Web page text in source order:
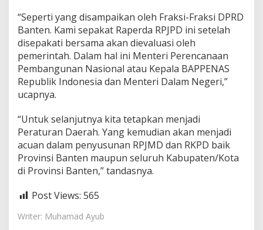
“Seperti yang disampaikan oleh Fraksi-Fraksi DPRD
Banten. Kami sepakat Raperda RPJPD ini setelah
disepakati bersama akan dievaluasi oleh
pemerintah. Dalam hal ini Menteri Perencanaan
Pembangunan Nasional atau Kepala BAPPENAS
Republik Indonesia dan Menteri Dalam Negeri,”
ucapnya.
“Untuk selanjutnya kita tetapkan menjadi
Peraturan Daerah. Yang kemudian akan menjadi
acuan dalam penyusunan RPJMD dan RKPD baik
Provinsi Banten maupun seluruh Kabupaten/Kota
di Provinsi Banten,” tandasnya.
Post Views: 565
Writer: Muhamad Ayub